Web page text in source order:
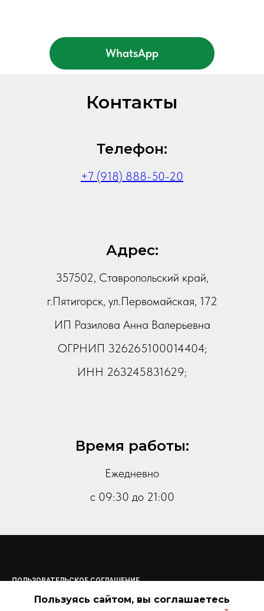
WhatsApp
Контакты
Телефон:
+7 (918) 888-50-20
Адрес:
357502, Ставропольский край,
г.Пятигорск, ул.Первомайская, 172
ИП Разилова Анна Валерьевна
ОГРНИП 326265100014404;
ИНН 263245831629;
Время работы:
Ежедневно
с 09:30 до 21:00
ПОЛЬЗОВАТЕЛЬСКОЕ СОГЛАШЕНИЕ
ПОЛИТИКА КОНФИДЕНЦИАЛЬНОСТИ
ОФЕРТА
Пользуясь сайтом, вы соглашаетесь